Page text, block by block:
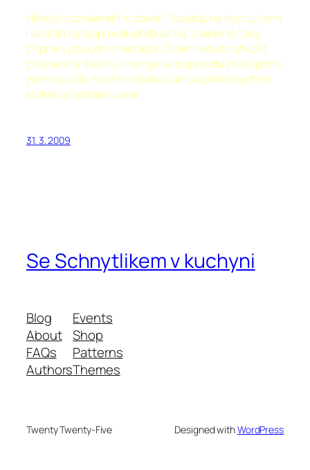
Několik poznámek na závěr: Tapioka, na kterou jsem
narazila byla opravdu drobounká. Uvedené časy
přípravy jsou jen orientační. Cílem nebylo vytvořit
přeslazený dezert a mango bylo opravdu zralé, proto
jsem použila malé množství cukru a příště bych ho
klidně vynechala úplně.
31. 3. 2009
Se Schnytlikem v kuchyni
Blog
About
FAQs
Authors
Events
Shop
Patterns
Themes
Twenty Twenty-Five Designed withWordPress